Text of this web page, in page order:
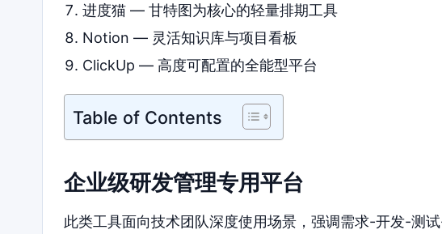
进度猫 — 甘特图为核心的轻量排期工具
Notion — 灵活知识库与项目看板
ClickUp — 高度可配置的全能型平台
Table of Contents
企业级研发管理专用平台
此类工具面向技术团队深度使用场景，强调需求-开发-测